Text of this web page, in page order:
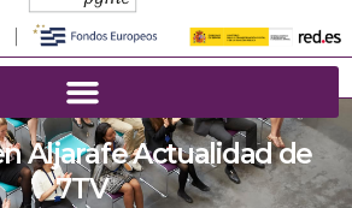
Aljarafe Actualidad de
7TV